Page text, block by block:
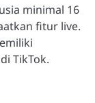
minimal 16
fitur live.
TikTok.